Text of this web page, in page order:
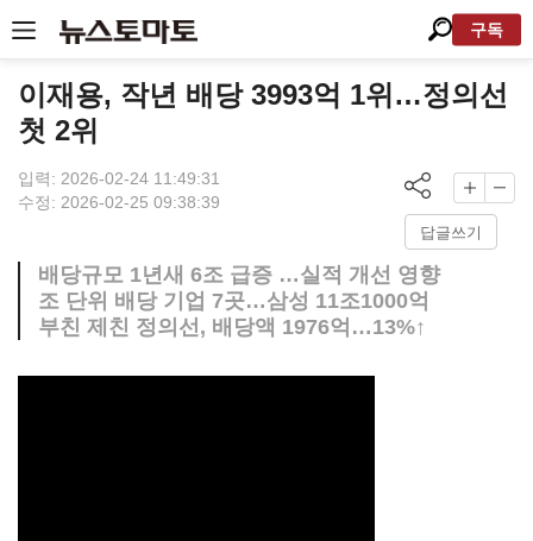
구독
이재용, 작년 배당 3993억 1위…정의선
첫 2위
입력: 2026-02-24 11:49:31
수정: 2026-02-25 09:38:39
답글쓰기
배당규모 1년새 6조 급증 …실적 개선 영향
조 단위 배당 기업 7곳…삼성 11조1000억
부친 제친 정의선, 배당액 1976억…13%↑